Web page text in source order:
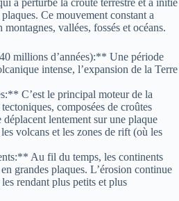
a perturbé la croûte terrestre et a initié
Ce mouvement constant a
vallées, fossés et océans.
millions d’années):** Une période
intense, l’expansion de la Terre
C’est le principal moteur de la
composées de croûtes
déplacent lentement sur une plaque
volcans et les zones de rift (où les
Au fil du temps, les continents
grandes plaques. L’érosion continue
rendant plus petits et plus